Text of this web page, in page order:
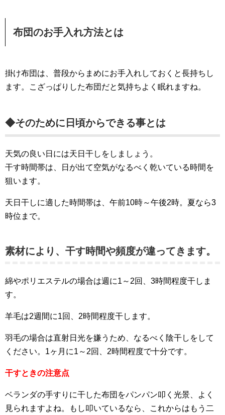
布団のお手入れ方法とは
掛け布団は、普段からまめにお手入れしておくと長持ちし
ます。こざっぱりした布団だと気持ちよく眠れますね。
◆そのために日頃からできる事とは
天気の良い日には天日干しをしましょう。
干す時間帯は、日が出て空気がなるべく乾いている時間を
狙います。
天日干しに適した時間帯は、午前10時～午後2時。夏なら3
時位まで。
素材により、干す時間や頻度が違ってきます。
綿やポリエステルの場合は週に1～2回、3時間程度干しま
す。
羊毛は2週間に1回、2時間程度干します。
羽毛の場合は直射日光を嫌うため、なるべく陰干しをして
ください。1ヶ月に1～2回、2時間程度で十分です。
干すときの注意点
ベランダの手すりに干した布団をパンパン叩く光景、よく
見られますよね。もし叩いているなら、これからはもう二